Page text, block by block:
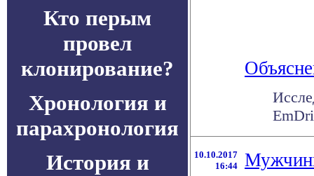
Кто перым
провел
клонирование?
Хронология и
парахронология
История и
10.10.2017
16:44